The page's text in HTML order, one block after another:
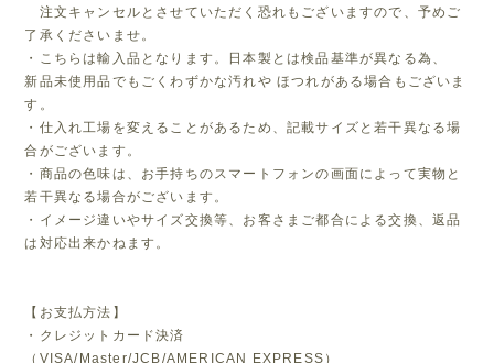
注文キャンセルとさせていただく恐れもございますので、予めご
了承くださいませ。
・こちらは輸入品となります。日本製とは検品基準が異なる為、
新品未使用品でもごくわずかな汚れや ほつれがある場合もございま
す。
・仕入れ工場を変えることがあるため、記載サイズと若干異なる場
合がございます。
・商品の色味は、お手持ちのスマートフォンの画面によって実物と
若干異なる場合がございます。
・イメージ違いやサイズ交換等、お客さまご都合による交換、返品
は対応出来かねます。
【お支払方法】
・クレジットカード決済
（VISA/Master/JCB/AMERICAN EXPRESS）